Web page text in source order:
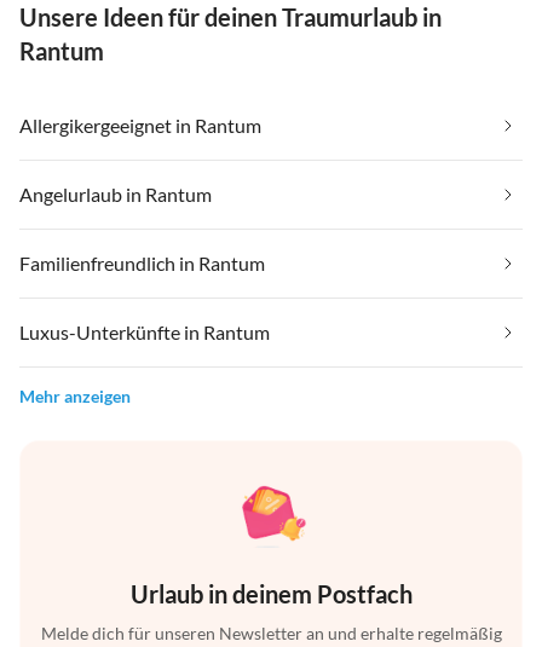
Unsere Ideen für deinen Traumurlaub in
Rantum
Allergikergeeignet in Rantum
Angelurlaub in Rantum
Familienfreundlich in Rantum
Luxus-Unterkünfte in Rantum
Mehr anzeigen
Urlaub in deinem Postfach
Melde dich für unseren Newsletter an und erhalte regelmäßig